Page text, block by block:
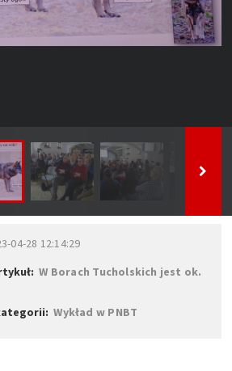
04-28 12:14:29
W Borach Tucholskich jest ok.
Wykład w PNBT